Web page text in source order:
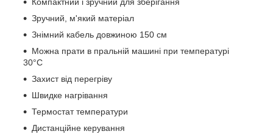
Компактний і зручний для зберігання
Зручний, м'який матеріал
Знімний кабель довжиною 150 см
Можна прати в пральній машині при температурі
30°C
Захист від перегріву
Швидке нагрівання
Термостат температури
Дистанційне керування